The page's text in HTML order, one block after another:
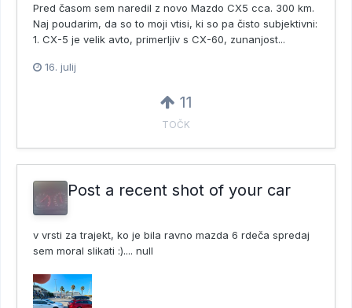
Pred časom sem naredil z novo Mazdo CX5 cca. 300 km.
Naj poudarim, da so to moji vtisi, ki so pa čisto subjektivni:
1. CX-5 je velik avto, primerljiv s CX-60, zunanjost...
16. julij
11
TOČK
Post a recent shot of your car
v vrsti za trajekt, ko je bila ravno mazda 6 rdeča spredaj
sem moral slikati :).... null